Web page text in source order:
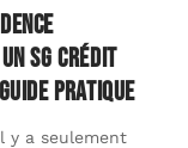
SG crédit
pratique
y a seulement